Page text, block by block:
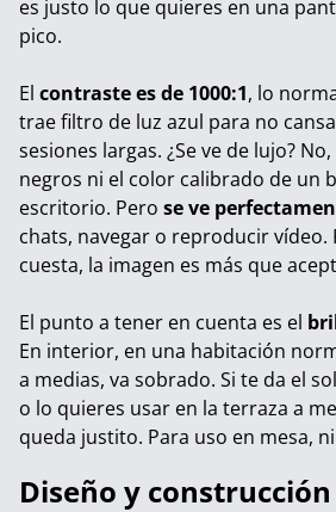
es justo lo que quieres en una
pico.
El contraste es de 1000:1, lo
trae filtro de luz azul para no
sesiones largas. ¿Se ve de lujo?
negros ni el color calibrado de un
escritorio. Pero se ve
chats, navegar o reproducir vídeo.
cuesta, la imagen es más que
El punto a tener en cuenta es el
En interior, en una habitación
a medias, va sobrado. Si te da el
o lo quieres usar en la terraza a
queda justito. Para uso en mesa,
Diseño y construcción